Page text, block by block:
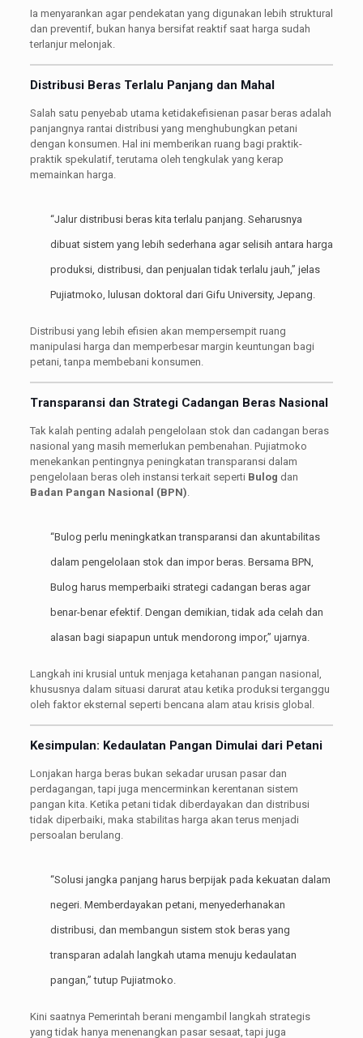
Ia menyarankan agar pendekatan yang digunakan lebih struktural
dan preventif, bukan hanya bersifat reaktif saat harga sudah
terlanjur melonjak.
Distribusi Beras Terlalu Panjang dan Mahal
Salah satu penyebab utama ketidakefisienan pasar beras adalah
panjangnya rantai distribusi yang menghubungkan petani
dengan konsumen. Hal ini memberikan ruang bagi praktik-
praktik spekulatif, terutama oleh tengkulak yang kerap
memainkan harga.
“Jalur distribusi beras kita terlalu panjang. Seharusnya
dibuat sistem yang lebih sederhana agar selisih antara harga
produksi, distribusi, dan penjualan tidak terlalu jauh,” jelas
Pujiatmoko, lulusan doktoral dari Gifu University, Jepang.
Distribusi yang lebih efisien akan mempersempit ruang
manipulasi harga dan memperbesar margin keuntungan bagi
petani, tanpa membebani konsumen.
Transparansi dan Strategi Cadangan Beras Nasional
Tak kalah penting adalah pengelolaan stok dan cadangan beras
nasional yang masih memerlukan pembenahan. Pujiatmoko
menekankan pentingnya peningkatan transparansi dalam
pengelolaan beras oleh instansi terkait seperti Bulog dan
Badan Pangan Nasional (BPN)
“Bulog perlu meningkatkan transparansi dan akuntabilitas
dalam pengelolaan stok dan impor beras. Bersama BPN,
Bulog harus memperbaiki strategi cadangan beras agar
benar-benar efektif. Dengan demikian, tidak ada celah dan
alasan bagi siapapun untuk mendorong impor,” ujarnya.
Langkah ini krusial untuk menjaga ketahanan pangan nasional,
khususnya dalam situasi darurat atau ketika produksi terganggu
oleh faktor eksternal seperti bencana alam atau krisis global.
Kesimpulan: Kedaulatan Pangan Dimulai dari Petani
Lonjakan harga beras bukan sekadar urusan pasar dan
perdagangan, tapi juga mencerminkan kerentanan sistem
pangan kita. Ketika petani tidak diberdayakan dan distribusi
tidak diperbaiki, maka stabilitas harga akan terus menjadi
persoalan berulang.
“Solusi jangka panjang harus berpijak pada kekuatan dalam
negeri. Memberdayakan petani, menyederhanakan
distribusi, dan membangun sistem stok beras yang
transparan adalah langkah utama menuju kedaulatan
pangan,” tutup Pujiatmoko.
Kini saatnya Pemerintah berani mengambil langkah strategis
yang tidak hanya menenangkan pasar sesaat, tapi juga